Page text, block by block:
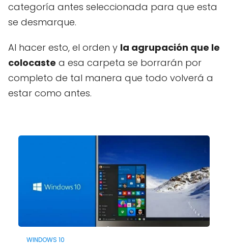
categoría antes seleccionada para que esta
se desmarque.
Al hacer esto, el orden y la agrupación que le
colocaste a esa carpeta se borrarán por
completo de tal manera que todo volverá a
estar como antes.
WINDOWS 10